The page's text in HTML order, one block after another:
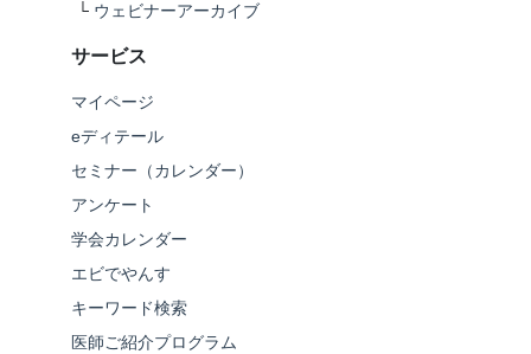
└ ウェビナーアーカイブ
サービス
マイページ
eディテール
セミナー（カレンダー）
アンケート
学会カレンダー
エビでやんす
キーワード検索
医師ご紹介プログラム